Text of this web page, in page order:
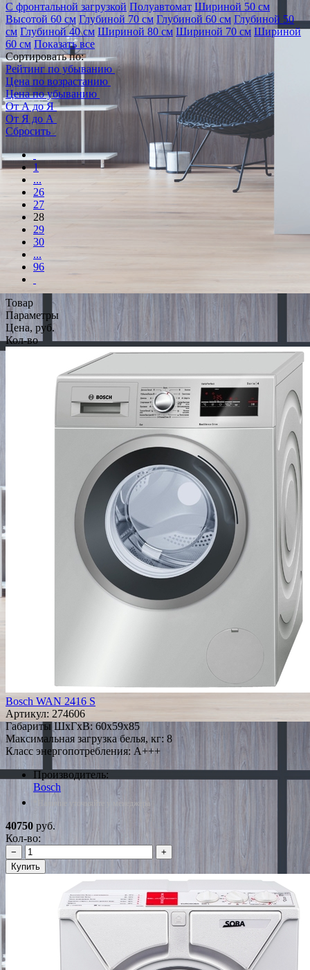
С фронтальной загрузкой Полуавтомат Шириной 50 см
Высотой 60 см Глубиной 70 см Глубиной 60 см Глубиной 50
см Глубиной 40 см Шириной 80 см Шириной 70 см Шириной
60 см Показать все
Сортировать по:
Рейтинг по убыванию
Цена по возрастанию
Цена по убыванию
От А до Я
От Я до А
Сбросить
1
...
26
27
28
29
30
...
96
Товар
Параметры
Цена, руб.
Кол-во
Bosch WAN 2416 S
Артикул: 274606
Габариты ШxГxВ: 60x59x85
Максимальная загрузка белья, кг: 8
Класс энергопотребления: A+++
Производитель:
Bosch
*Наличие уточняйте у менеджера
40750 руб.
Кол-во:
−
+
Купить